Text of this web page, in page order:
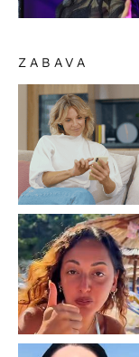
ZABAVA